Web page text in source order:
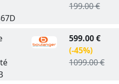
199.00 €
599.00 €
(-45%)
1099.00 €